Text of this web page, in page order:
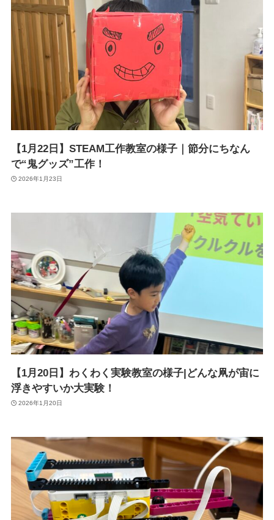
【1月22日】STEAM工作教室の様子｜節分にちなん
で“鬼グッズ”工作！
2026年1月23日
【1月20日】わくわく実験教室の様子|どんな凧が宙に
浮きやすいか大実験！
2026年1月20日